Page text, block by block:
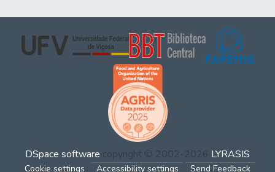
DSpace software copyright © 2002-2026 LYRASIS
Cookie settings Accessibility settings Send Feedback